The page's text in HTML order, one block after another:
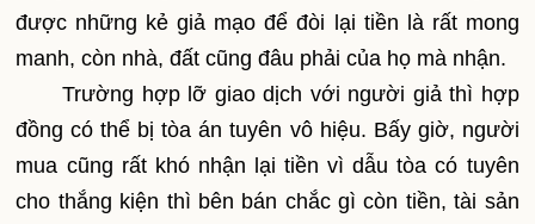
được những kẻ giả mạo để đòi lại tiền là rất mong
manh, còn nhà, đất cũng đâu phải của họ mà nhận.
Trường hợp lỡ giao dịch với người giả thì hợp
đồng có thể bị tòa án tuyên vô hiệu. Bấy giờ, người
mua cũng rất khó nhận lại tiền vì dẫu tòa có tuyên
cho thắng kiện thì bên bán chắc gì còn tiền, tài sản